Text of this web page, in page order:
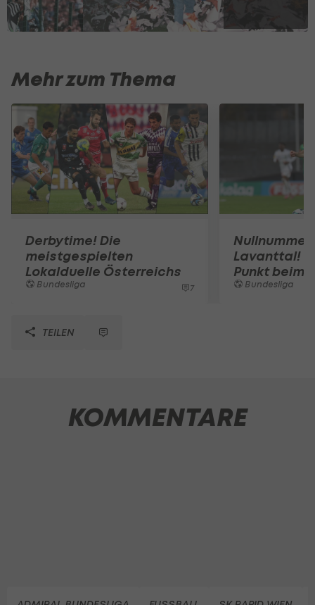
Mehr zum Thema
Derbytime! Die
meistgespielten
Lokalduelle Österreichs
Bundesliga 7
Nullnummer
Lavanttal!
Punkt beim
Bundesliga
TEILEN
KOMMENTARE